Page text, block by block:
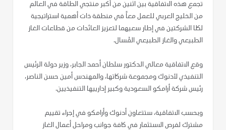
تجمع هذه الاتفاقية بين اثنين من أكبر منتجي الطاقة في العالم
من الخليج العربي للعمل معاً في منطقة ذات أهمية استراتيجية
لكلا الشركتين في إطار سعيهما لتعزيز العائدات من قطاعات الغاز
الطبيعي والغاز الطبيعي المُسال.
وقع الاتفاقية معالي الدكتور سلطان أحمد الجابر، وزير دولة الرئيس
التنفيذي لأدنوك ومجموعة شركاتها، والمهندس أمين حسن الناصر،
رئيس شركة أرامكو السعودية وكبير إدارييها التنفيذيين.
وبحسب الاتفاقية، ستتعاون أدنوك وأرامكو في إجراء تقييم
مشترك لفرص الاستثمار في كافة جوانب ومراحل أعمال الغاز